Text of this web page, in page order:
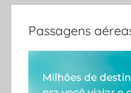
Passagens